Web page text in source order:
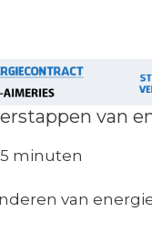
van
5 minuten
van